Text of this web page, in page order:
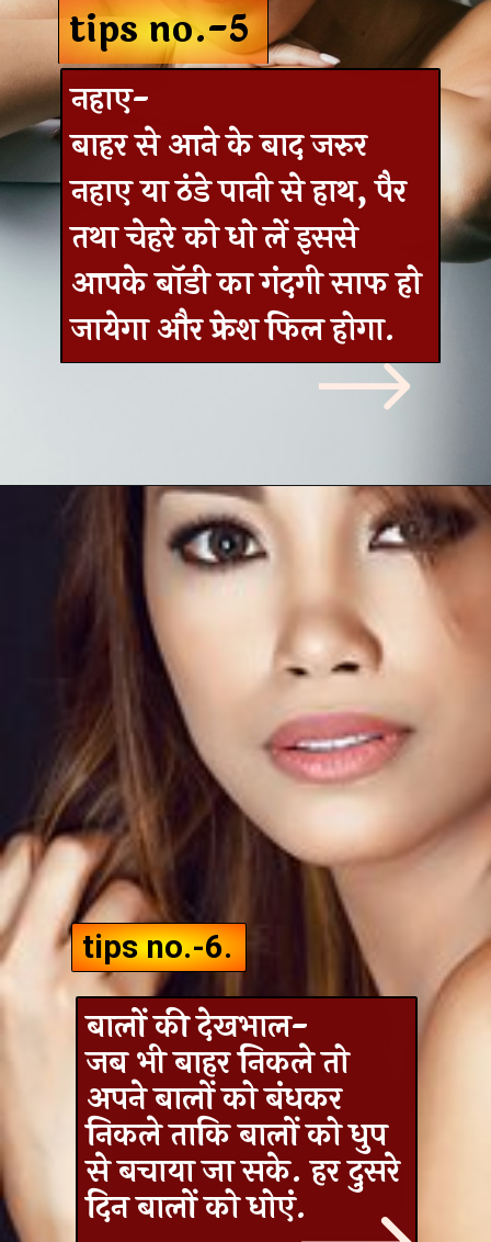
tips no.-5
नहाए-
बाहर से आने के बाद जरुर
नहाए या ठंडे पानी से हाथ, पैर
तथा चेहरे को धो लें इससे
आपके बॉडी का गंदगी साफ हो
जायेगा और फ्रेश फिल होगा.
बालों की देखभाल-
जब भी बाहर निकले तो
अपने बालों को बंधकर
निकले ताकि बालों को धुप
से बचाया जा सके. हर दुसरे
दिन बालों को धोएं.
tips no.-6.